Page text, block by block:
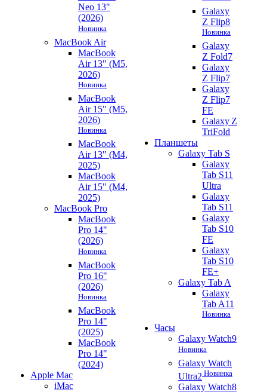
Neo 13"
(2026)
Новинка
MacBook Air
MacBook
Air 13" (M5,
2026)
Новинка
MacBook
Air 15" (M5,
2026)
Новинка
MacBook
Air 13" (M4,
2025)
MacBook
Air 15" (M4,
2025)
MacBook Pro
MacBook
Pro 14"
(2026)
Новинка
MacBook
Pro 16"
(2026)
Новинка
MacBook
Pro 14"
(2025)
MacBook
Pro 14"
(2024)
Apple Mac
iMac
Galaxy
Z Flip8
Новинка
Galaxy
Z Fold7
Galaxy
Z Flip7
Galaxy
Z Flip7
FE
Galaxy Z
TriFold
Планшеты
Galaxy Tab S
Galaxy
Tab S11
Ultra
Galaxy
Tab S11
Galaxy
Tab S10
FE
Galaxy
Tab S10
FE+
Galaxy Tab A
Galaxy
Tab A11
Новинка
Часы
Galaxy Watch9
Новинка
Galaxy Watch
Ultra2 Новинка
Galaxy Watch8